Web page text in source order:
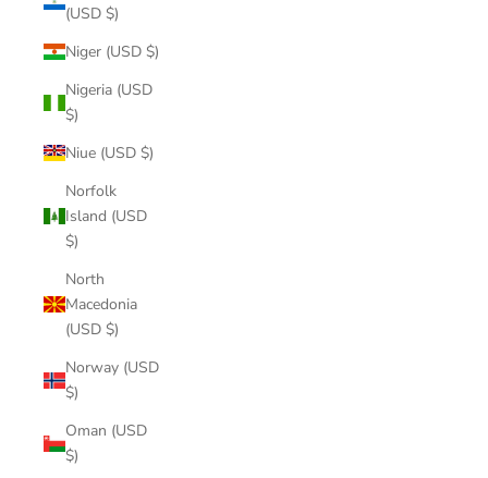
(USD $)
Niger (USD $)
Nigeria (USD
$)
Niue (USD $)
Norfolk
Island (USD
$)
North
Macedonia
(USD $)
Norway (USD
$)
Oman (USD
$)